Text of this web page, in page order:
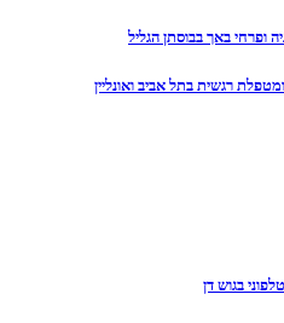
ופרחי באך בבוסתן הגליל
רגשית בתל אביב ואונליין
בגוש דן